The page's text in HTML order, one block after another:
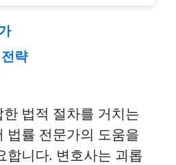
략
법적 절차를 거치는
법률 전문가의 도움을
합니다. 변호사는 괴롭